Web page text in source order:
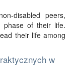
disabled peers,
phase of their life.
their life among
w